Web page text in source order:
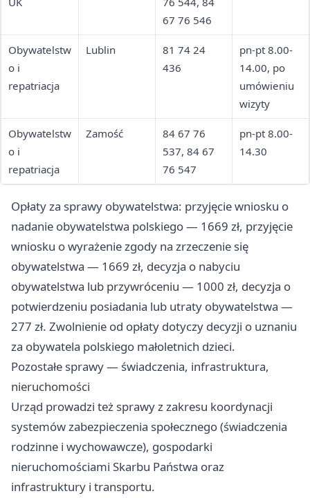
67 76 546
Obywatelstw
o i
repatriacja
Lublin
81 74 24
436
pn-pt 8.00-
14.00, po
umówieniu
wizyty
Obywatelstw
o i
repatriacja
Zamość
84 67 76
537, 84 67
76 547
pn-pt 8.00-
14.30
Opłaty za sprawy obywatelstwa: przyjęcie wniosku o
nadanie obywatelstwa polskiego — 1669 zł, przyjęcie
wniosku o wyrażenie zgody na zrzeczenie się
obywatelstwa — 1669 zł, decyzja o nabyciu
obywatelstwa lub przywróceniu — 1000 zł, decyzja o
potwierdzeniu posiadania lub utraty obywatelstwa —
277 zł. Zwolnienie od opłaty dotyczy decyzji o uznaniu
za obywatela polskiego małoletnich dzieci.
Pozostałe sprawy — świadczenia, infrastruktura,
nieruchomości
Urząd prowadzi też sprawy z zakresu koordynacji
systemów zabezpieczenia społecznego (świadczenia
rodzinne i wychowawcze), gospodarki
nieruchomościami Skarbu Państwa oraz
infrastruktury i transportu.